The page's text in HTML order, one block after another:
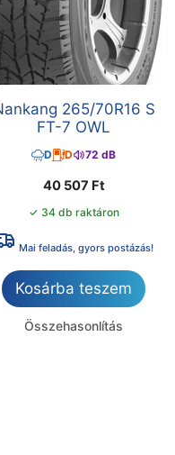
265/70R16 S
FT-7 OWL
D D 72 dB
40 507 Ft
✓ 34 db raktáron
Mai feladás, gyors postázás!
Kosárba teszem
Összehasonlítás